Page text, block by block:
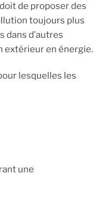
de proposer des
toujours plus
dans d’autres
extérieur en énergie.
lesquelles les
une